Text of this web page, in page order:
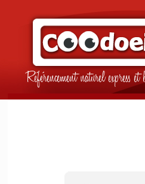
Référencement naturel express